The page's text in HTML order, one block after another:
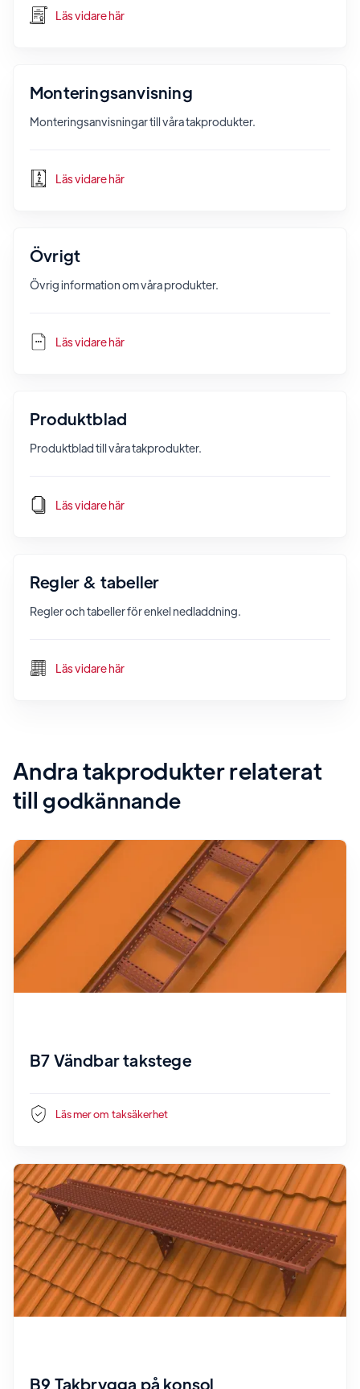
Läs vidare här
Monteringsanvisning
Monteringsanvisningar till våra takprodukter.
Läs vidare här
Övrigt
Övrig information om våra produkter.
Läs vidare här
Produktblad
Produktblad till våra takprodukter.
Läs vidare här
Regler & tabeller
Regler och tabeller för enkel nedladdning.
Läs vidare här
Andra takprodukter relaterat
tillgodkännande
B7 Vändbar takstege
Läs mer om taksäkerhet
B9 Takbrygga på konsol